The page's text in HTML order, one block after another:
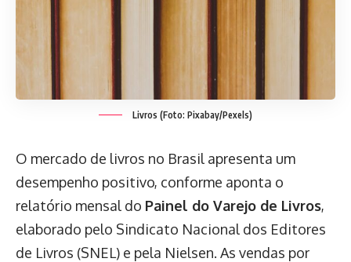
Livros (Foto: Pixabay/Pexels)
O mercado de livros no Brasil apresenta um
desempenho positivo, conforme aponta o
relatório mensal do Painel do Varejo de Livros,
elaborado pelo Sindicato Nacional dos Editores
de Livros (SNEL) e pela Nielsen. As vendas por